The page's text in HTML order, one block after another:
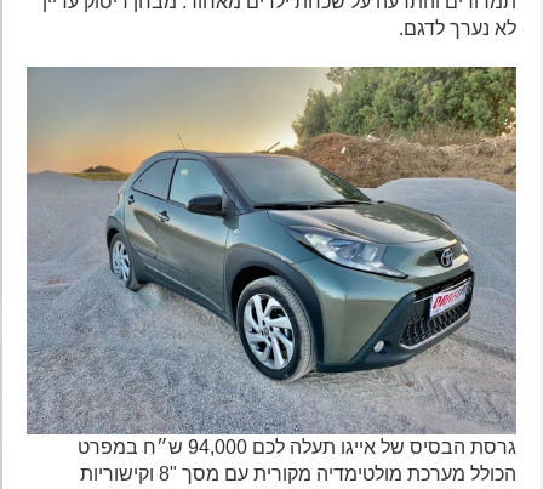
לא נערך לדגם.
גרסת הבסיס של אייגו תעלה לכם 94,000 ש״ח במפרט
הכולל מערכת מולטימדיה מקורית עם מסך "8 וקישוריות